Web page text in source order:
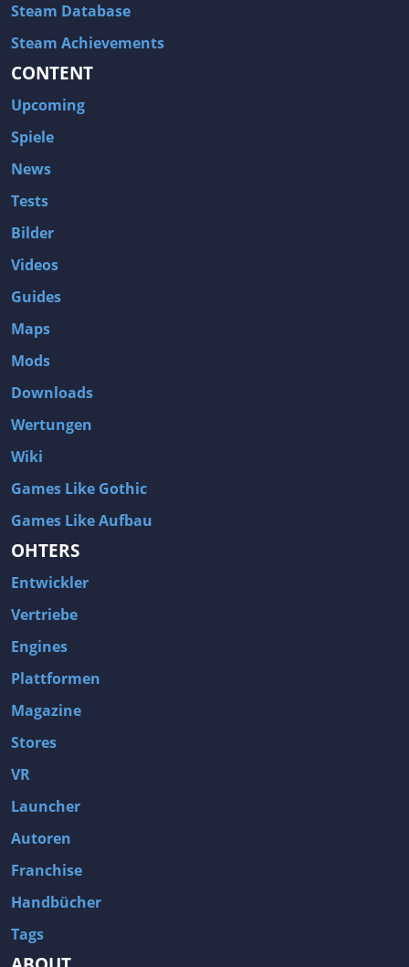
Steam Database
Steam Achievements
CONTENT
Upcoming
Spiele
News
Tests
Bilder
Videos
Guides
Maps
Mods
Downloads
Wertungen
Wiki
Games Like Gothic
Games Like Aufbau
OHTERS
Entwickler
Vertriebe
Engines
Plattformen
Magazine
Stores
VR
Launcher
Autoren
Franchise
Handbücher
Tags